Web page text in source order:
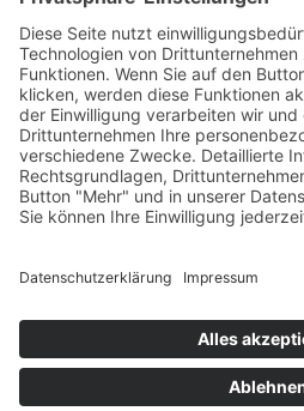
Diese Maßnahme wird
Grundlage des von den
Landtags beschlossenen